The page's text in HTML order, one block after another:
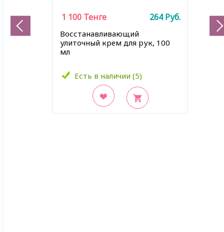
Восстанавливающий
улиточный крем для рук, 100
мл
Есть в наличии (5)
1 100 Тенге 264Руб.